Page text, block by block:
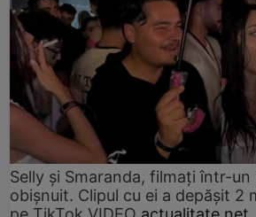
Selly și Smaranda, filmați într-
obișnuit. Clipul cu ei a depășit 2